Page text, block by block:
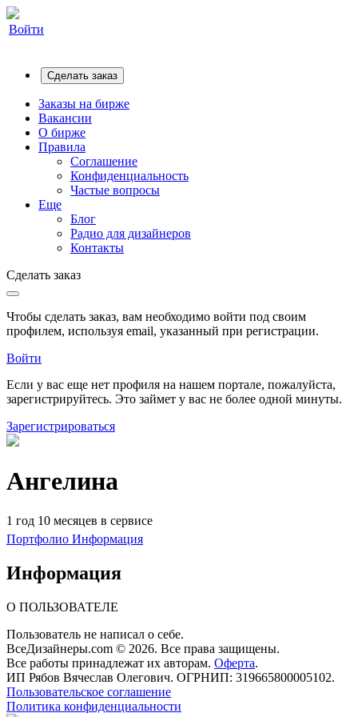
Войти
Сделать заказ
Заказы на бирже
Вакансии
О бирже
Правила
Соглашение
Конфиденциальность
Частые вопросы
Еще
Блог
Радио для дизайнеров
Контакты
Сделать заказ
Чтобы сделать заказ, вам необходимо войти под своим
профилем, используя email, указанный при регистрации.
Войти
Если у вас еще нет профиля на нашем портале, пожалуйста,
зарегистрируйтесь. Это займет у вас не более одной минуты.
Зарегистрироваться
Ангелина
1 год 10 месяцев в сервисе
Портфолио Информация
Информация
О ПОЛЬЗОВАТЕЛЕ
Пользователь не написал о себе.
ВсеДизайнеры.com © 2026. Все права защищены.
Все работы принадлежат их авторам. Оферта.
ИП Рябов Вячеслав Олегович. ОГРНИП: 319665800005102.
Пользовательское соглашение
Политика конфиденциальности